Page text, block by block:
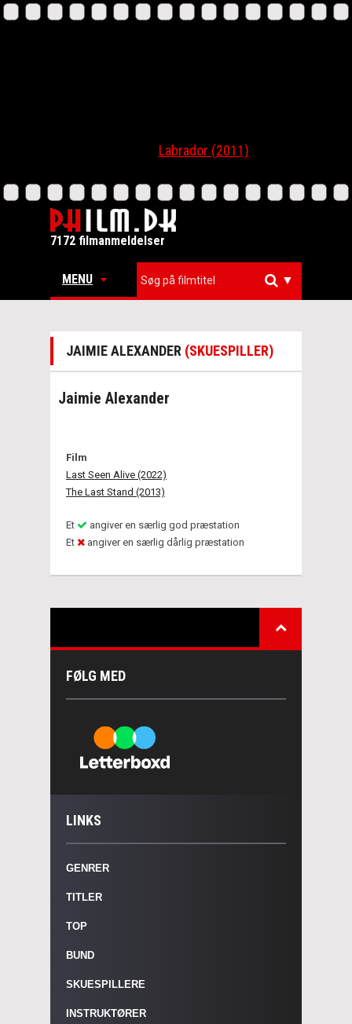
Labrador (2011)
7172 filmanmeldelser
MENU ▼
JAIMIE ALEXANDER (SKUESPILLER)
Jaimie Alexander
Film
Last Seen Alive (2022)
The Last Stand (2013)
Et
angiver en særlig god præstation
Et
angiver en særlig dårlig præstation
FØLG MED
LINKS
GENRER
TITLER
TOP
BUND
SKUESPILLERE
INSTRUKTØRER